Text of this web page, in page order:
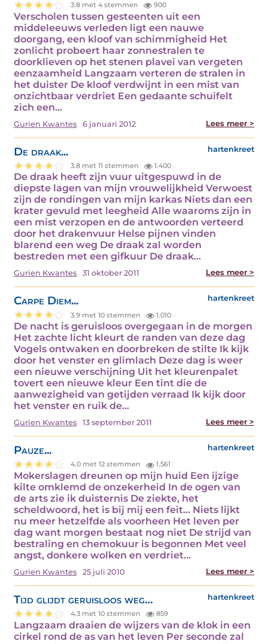
3.8 met 4 stemmen 900
Verscholen tussen gesteenten uit een
middeleeuws verleden ligt een nauwe
doorgang, een kloof van schimmigheid Het
zonlicht probeert haar zonnestralen te
doorklieven op het stenen plavei van vergeten
eenzaamheid Langzaam verteren de stralen in
het duister De kloof verdwijnt in een mist van
onzichtbaar verdriet Een gedaante schuifelt
zich een…
Gurien Kwantes 6 januari 2012 Lees meer >
De draak... hartenkreet
3.8 met 11 stemmen 1.400
De draak heeft zijn vuur uitgespuwd in de
diepste lagen van mijn vrouwelijkheid Verwoest
zijn de rondingen van mijn karkas Niets dan een
krater gevuld met leegheid Alle waaroms zijn in
een mist verzopen en de antwoorden verteerd
door het drakenvuur Helse pijnen vinden
blarend een weg De draak zal worden
bestreden met een gifkuur De draak…
Gurien Kwantes 31 oktober 2011 Lees meer >
Carpe Diem... hartenkreet
3.9 met 10 stemmen 1.010
De nacht is geruisloos overgegaan in de morgen
Het zachte licht kleurt de randen van deze dag
Vogels ontwaken en doorbreken de stilte Ik kijk
door het venster en glimlach Deze dag is weer
een nieuwe verschijning Uit het kleurenpalet
tovert een nieuwe kleur Een tint die de
aanwezigheid van getijden verraad Ik kijk door
het venster en ruik de…
Gurien Kwantes 13 september 2011 Lees meer >
Pauze... hartenkreet
4.0 met 12 stemmen 1.561
Mokerslagen dreunen op mijn huid Een ijzige
kilte omklemd de onzekerheid In de ogen van
de arts zie ik duisternis De ziekte, het
scheldwoord, het is bij mij een feit… Niets lijkt
nu meer hetzelfde als voorheen Het leven per
dag want morgen bestaat nog niet De strijd van
bestraling en chemokuur is begonnen Met veel
angst, donkere wolken en verdriet…
Gurien Kwantes 25 juli 2010 Lees meer >
Tijd glijdt geruisloos weg… hartenkreet
4.3 met 10 stemmen 859
Langzaam draaien de wijzers van de klok in een
cirkel rond de as van het leven Per seconde zal